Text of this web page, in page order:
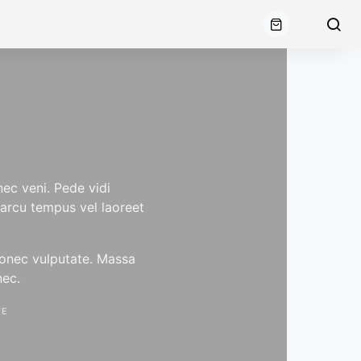
veni. Pede vidi
tempus vel laoreet
vulputate. Massa